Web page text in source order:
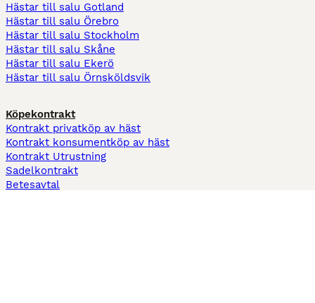
Hästar till salu Gotland
Hästar till salu Örebro
Hästar till salu Stockholm
Hästar till salu Skåne
Hästar till salu Ekerö
Hästar till salu Örnsköldsvik
Köpekontrakt
Kontrakt privatköp av häst
Kontrakt konsumentköp av häst
Kontrakt Utrustning
Sadelkontrakt
Betesavtal